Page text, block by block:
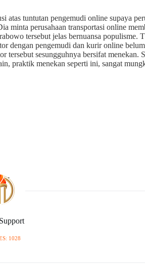
atas tuntutan pengemudi online supaya
minta perusahaan transportasi online
tersebut jelas bernuansa populisme.
dengan pengemudi dan kurir online
tersebut sesungguhnya bersifat menekan.
praktik menekan seperti ini, sangat
1028